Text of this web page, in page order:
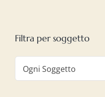
Filtra per soggetto
Ogni Soggetto